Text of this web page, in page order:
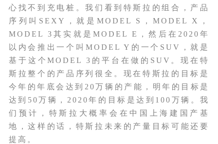
心找不到充电桩。我们看到特斯拉的组合，产品
序列叫SEXY，就是MODEL S，MODEL X，
MODEL 3其实就是MODEL E，然后在2020年
以内会推出一个叫MODEL Y的一个SUV，就是
基于这个MODEL 3的平台在做的SUV。现在特
斯拉整个的产品序列很全。现在特斯拉的目标是
今年的年底会达到20万辆的产能，明年的目标是
达到50万辆，2020年的目标是达到100万辆。我
们预计，特斯拉大概率会在中国上海建国产基
地，这样的话，特斯拉未来的产量目标可能还要
提高。